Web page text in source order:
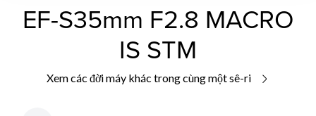
EF-S35mm F2.8 MACRO
IS STM
Xem các đời máy khác trong cùng một sê-ri